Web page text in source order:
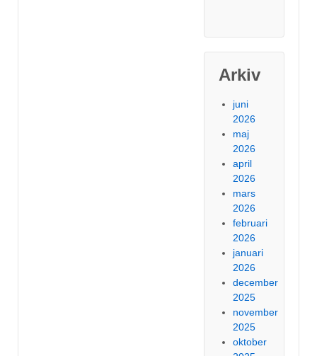
Arkiv
juni
2026
maj
2026
april
2026
mars
2026
februari
2026
januari
2026
december
2025
november
2025
oktober